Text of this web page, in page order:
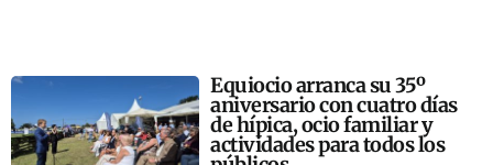
Equiocio arranca su 35º
aniversario con cuatro días
de hípica, ocio familiar y
actividades para todos los